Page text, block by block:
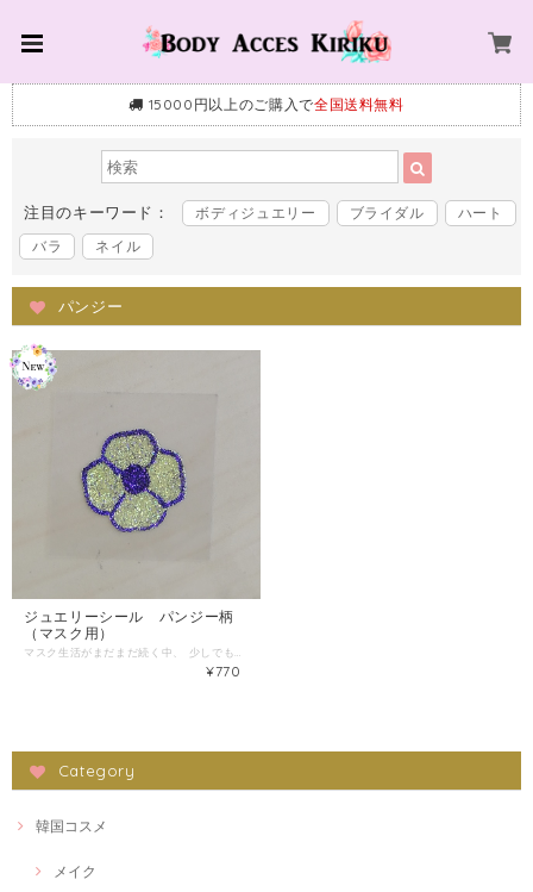
15000円以上のご購入で全国送料無料
注目のキーワード： ボディジュエリー ブライダル
ハート
バラ
ネイル
パンジー
ジュエリーシール パンジー柄
（マスク用）
¥770
Category
韓国コスメ
メイク